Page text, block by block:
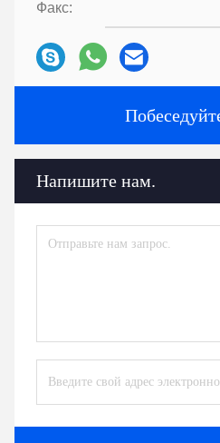
Факс:
Напишите нам.